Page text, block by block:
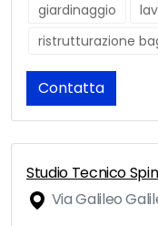
giardinaggio
ristrutturazione
Contatta
Studio Tecnico
Via Galileo